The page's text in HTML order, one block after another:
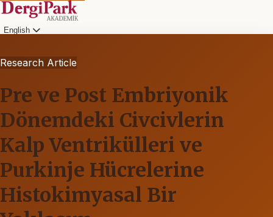
English
Research Article
Pre ve Post Embriyonik
Dönemdeki Civcivlerin
Kalp Ventrikülleri ve
Purkinje Hücrelerine
Histokimyasal Bir